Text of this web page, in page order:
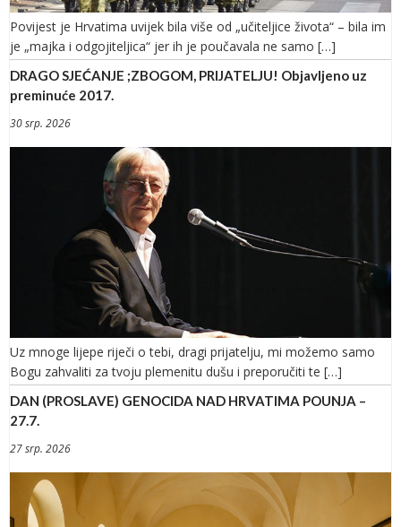
Povijest je Hrvatima uvijek bila više od „učiteljice života“ – bila im
je „majka i odgojiteljica“ jer ih je poučavala ne samo […]
DRAGO SJEĆANJE ;ZBOGOM, PRIJATELJU! Objavljeno uz
preminuće 2017.
30 srp. 2026
Uz mnoge lijepe riječi o tebi, dragi prijatelju, mi možemo samo
Bogu zahvaliti za tvoju plemenitu dušu i preporučiti te […]
DAN (PROSLAVE) GENOCIDA NAD HRVATIMA POUNJA –
27.7.
27 srp. 2026